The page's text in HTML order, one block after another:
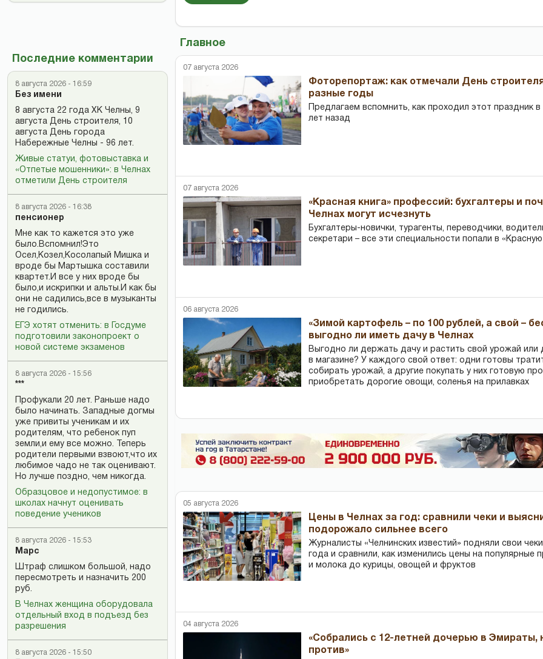
Последние комментарии
8 августа 2026 - 16:59
Без имени
8 августа 22 года ХК Челны, 9
августа День строителя, 10
августа День города
Набережные Челны - 96 лет.
Живые статуи, фотовыставка и
«Отпетые мошенники»: в Челнах
отметили День строителя
8 августа 2026 - 16:38
пенсионер
Мне как то кажется это уже
было.Вспомнил!Это
Осел,Козел,Косолапый Мишка и
вроде бы Мартышка составили
квартет.И все у них вроде бы
было,и искрипки и альты.И как бы
они не садились,все в музыканты
не годились.
ЕГЭ хотят отменить: в Госдуме
подготовили законопроект о
новой системе экзаменов
8 августа 2026 - 15:56
***
Профукали 20 лет. Раньше надо
было начинать. Западные догмы
уже привиты ученикам и их
родителям, что ребенок пуп
земли,и ему все можно. Теперь
родители первыми взвоют,что их
любимое чадо не так оценивают.
Но лучше поздно, чем никогда.
Образцовое и недопустимое: в
школах начнут оценивать
поведение учеников
8 августа 2026 - 15:53
Марс
Штраф слишком большой, надо
пересмотреть и назначить 200
руб.
В Челнах женщина оборудовала
отдельный вход в подъезд без
разрешения
8 августа 2026 - 15:50
Главное
07 августа 2026
Фоторепортаж: как отмечали День
разные годы
Предлагаем вспомнить, как проходил этот праздник в
лет назад
07 августа 2026
«Красная книга» профессий: бухгалтеры и
Челнах могут исчезнуть
Бухгалтеры-новички, тур­агенты, переводчики,
секретари – все эти специальности попали в
06 августа 2026
«Зимой картофель – по 100 рублей, а свой –
выгодно ли иметь дачу в Челнах
Выгодно ли держать дачу и растить свой урожай или
в магазине? У каждого свой ответ: одни готовы
собирать урожай, а другие покупать у них готовую
приобретать дорогие овощи, соленья на прилавках
05 августа 2026
Цены в Челнах за год: сравнили чеки и
подорожало сильнее всего
Журналисты «Челнинских известий» подняли свои
года и сравнили, как изменились цены на популярные
и молока до курицы, овощей и фруктов
04 августа 2026
«Собрались с 12-летней дочерью в
против»